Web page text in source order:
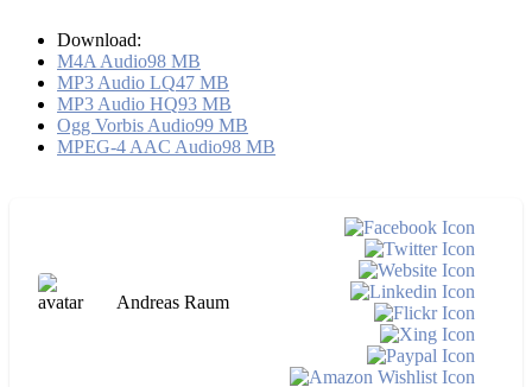
Download:
M4A Audio98 MB
MP3 Audio LQ47 MB
MP3 Audio HQ93 MB
Ogg Vorbis Audio99 MB
MPEG-4 AAC Audio98 MB
Andreas Raum